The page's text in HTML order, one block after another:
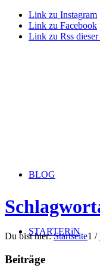
Link zu Instagram
Link zu Facebook
Link zu Rss dieser
BLOG
STARTERiN
Du bist hier: Startseite1 /
Beiträge